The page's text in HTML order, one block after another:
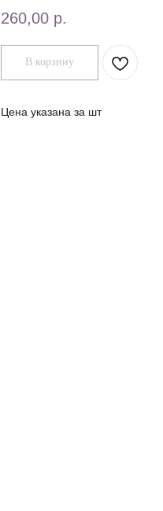
260,00 р.
В корзину
Цена указана за шт